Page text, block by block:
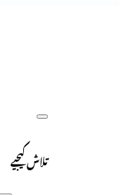
تلاش کیجیے